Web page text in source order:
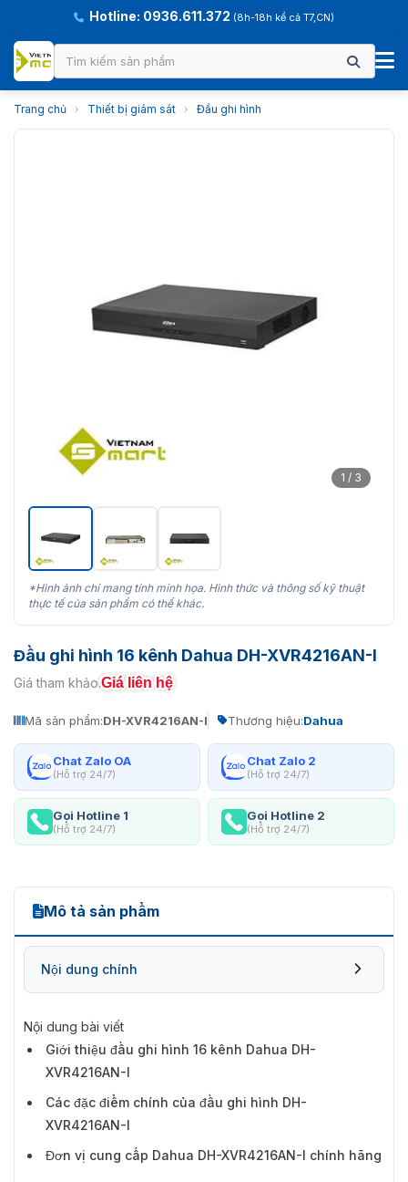
Hotline: 0936.611.372 (8h-18h kể cả T7,CN)
Trang chủ › Thiết bị giám sát › Đầu ghi hình
1 / 3
*Hình ảnh chỉ mang tính minh họa. Hình thức và thông số kỹ thuật
thực tế của sản phẩm có thể khác.
Đầu ghi hình 16 kênh Dahua DH-XVR4216AN-I
Giá tham khảo:Giá liên hệ
Mã sản phẩm:DH-XVR4216AN-I Thương hiệu:Dahua
Chat Zalo OA
(Hỗ trợ 24/7)
Chat Zalo 2
(Hỗ trợ 24/7)
Gọi Hotline 1
(Hỗ trợ 24/7)
Gọi Hotline 2
(Hỗ trợ 24/7)
Mô tả sản phẩm
Nội dung chính
Nội dung bài viết
Giới thiệu đầu ghi hình 16 kênh Dahua DH-
XVR4216AN-I
Các đặc điểm chính của đầu ghi hình DH-
XVR4216AN-I
Đơn vị cung cấp Dahua DH-XVR4216AN-I chính hãng